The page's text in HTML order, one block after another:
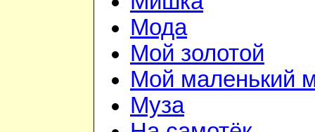
Мода
Мой золотой
Мой маленький
Муза